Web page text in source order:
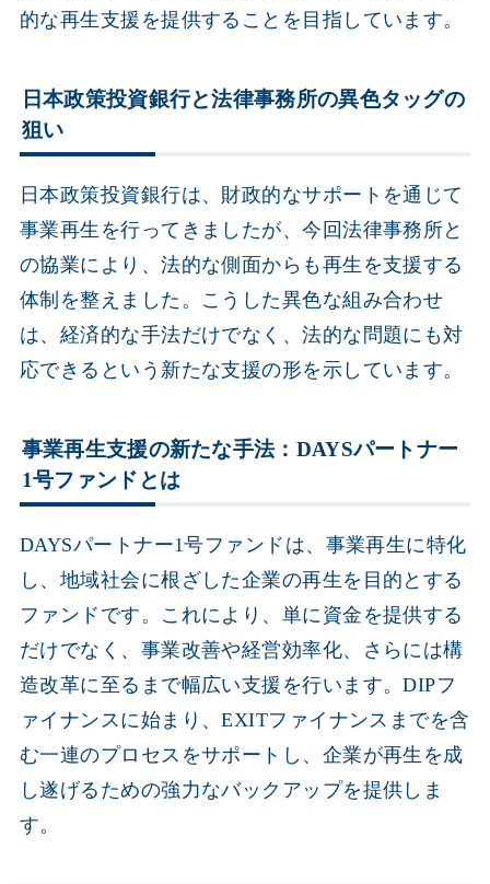
的な再生支援を提供することを目指しています。
日本政策投資銀行と法律事務所の異色タッグの
狙い
日本政策投資銀行は、財政的なサポートを通じて
事業再生を行ってきましたが、今回法律事務所と
の協業により、法的な側面からも再生を支援する
体制を整えました。こうした異色な組み合わせ
は、経済的な手法だけでなく、法的な問題にも対
応できるという新たな支援の形を示しています。
事業再生支援の新たな手法：DAYSパートナー
1号ファンドとは
DAYSパートナー1号ファンドは、事業再生に特化
し、地域社会に根ざした企業の再生を目的とする
ファンドです。これにより、単に資金を提供する
だけでなく、事業改善や経営効率化、さらには構
造改革に至るまで幅広い支援を行います。DIPフ
ァイナンスに始まり、EXITファイナンスまでを含
む一連のプロセスをサポートし、企業が再生を成
し遂げるための強力なバックアップを提供しま
す。